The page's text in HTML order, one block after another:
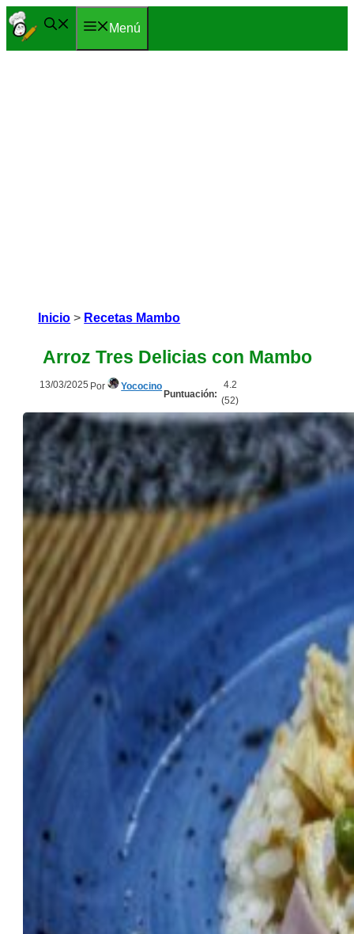
Saltar
al
Menú
Inicio > Recetas Mambo
Arroz Tres Delicias con Mambo
13/03/2025 Por Yococino
Puntuación:
4.2
(52)